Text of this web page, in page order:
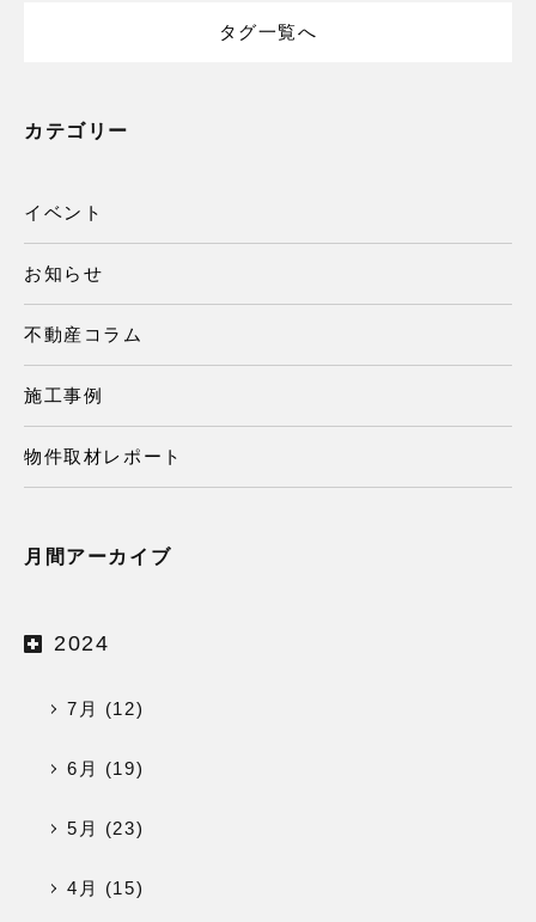
タグ一覧へ
カテゴリー
イベント
お知らせ
不動産コラム
施工事例
物件取材レポート
月間アーカイブ
2024
7月 (12)
6月 (19)
5月 (23)
4月 (15)